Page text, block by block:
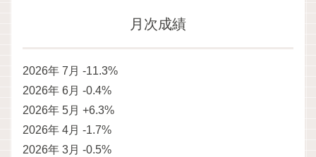
月次成績
2026年 7月 -11.3%
2026年 6月 -0.4%
2026年 5月 +6.3%
2026年 4月 -1.7%
2026年 3月 -0.5%